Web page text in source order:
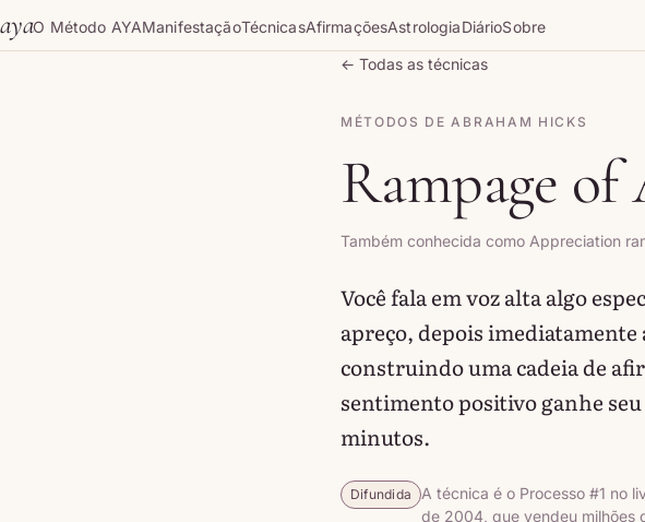
Skip to content
ayaO Método AYAManifestaçãoTécnicasAfirmaçõesAstrologiaDiárioSobre
← Todas as técnicas
MÉTODOS DE ABRAHAM HICKS
Rampage
Também conhecida como Appreciation
Você fala em voz alta algo
apreço, depois
construindo uma cadeia de
sentimento positivo ganhe
minutos.
Difundida
A técnica é o Processo #1 no
de 2004, que vendeu milhões